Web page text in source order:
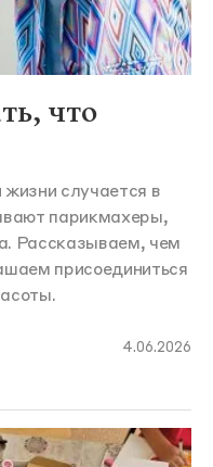
что
случается в
парикмахеры,
Рассказываем, чем
присоединиться
4.06.2026